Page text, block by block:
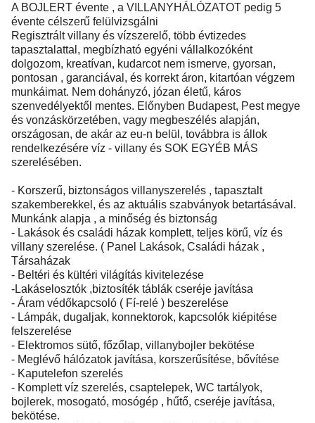
A BOJLERT évente , a VILLANYHÁLÓZATOT pedig 5
évente célszerű felülvizsgálni
Regisztrált villany és vízszerelő, több évtizedes
tapasztalattal, megbízható egyéni vállalkozóként
dolgozom, kreatívan, kudarcot nem ismerve, gyorsan,
pontosan , garanciával, és korrekt áron, kitartóan végzem
munkáimat. Nem dohányzó, józan életű, káros
szenvedélyektől mentes. Előnyben Budapest, Pest megye
és vonzáskörzetében, vagy megbeszélés alapján,
országosan, de akár az eu-n belül, továbbra is állok
rendelkezésére víz - villany és SOK EGYÉB MÁS
szerelésében.
- Korszerű, biztonságos villanyszerelés , tapasztalt
szakemberekkel, és az aktuális szabványok betartásával.
Munkánk alapja , a minőség és biztonság
- Lakások és családi házak komplett, teljes körű, víz és
villany szerelése. ( Panel Lakások, Családi házak ,
Társaházak
- Beltéri és kültéri világítás kivitelezése
-Lakáselosztók ,biztosíték táblák cseréje javítása
- Áram védőkapcsoló ( Fí-relé ) beszerelése
- Lámpák, dugaljak, konnektorok, kapcsolók kiépitése
felszerelése
- Elektromos sütő, főzőlap, villanybojler bekötése
- Meglévő hálózatok javítása, korszerűsítése, bővítése
- Kaputelefon szerelés
- Komplett víz szerelés, csaptelepek, WC tartályok,
bojlerek, mosogató, mosógép , hűtő, cseréje javítása,
bekötése.